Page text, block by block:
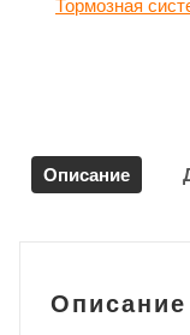
Octavia
А7
Тормозная
Описание
Описание